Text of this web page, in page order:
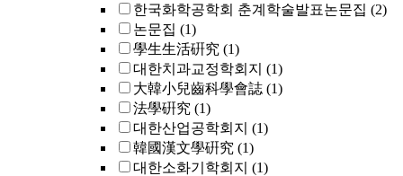
한국화학공학회 춘계학술발표논문집 (2)
논문집 (1)
學生生活硏究 (1)
대한치과교정학회지 (1)
大韓小兒齒科學會誌 (1)
法學硏究 (1)
대한산업공학회지 (1)
韓國漢文學硏究 (1)
대한소화기학회지 (1)